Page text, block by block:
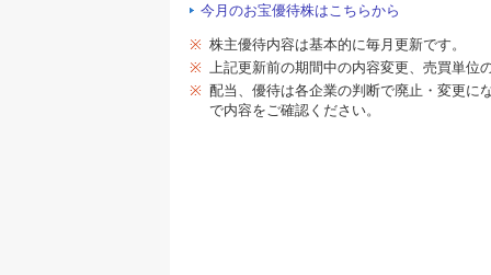
今月のお宝優待株はこちらから
※ 株主優待内容は基本的に毎月更新です。
※ 上記更新前の期間中の内容変更、売買単位
※ 配当、優待は各企業の判断で廃止・変更に
で内容をご確認ください。